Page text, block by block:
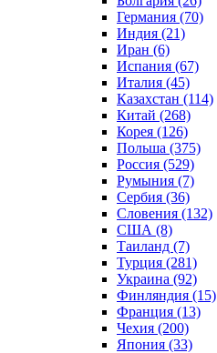
Германия (70)
Индия (21)
Иран (6)
Испания (67)
Италия (45)
Казахстан (114)
Китай (268)
Корея (126)
Польша (375)
Россия (529)
Румыния (7)
Сербия (36)
Словения (132)
США (8)
Таиланд (7)
Турция (281)
Украина (92)
Финляндия (15)
Франция (13)
Чехия (200)
Япония (33)